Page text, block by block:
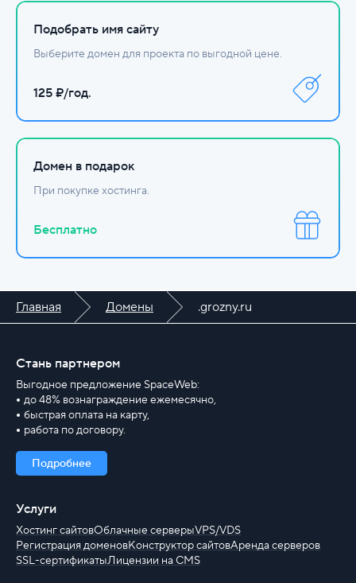
Подобрать имя сайту
Выберите домен для проекта по выгодной цене.
125 ₽/год.
Домен в подарок
При покупке хостинга.
Бесплатно
Главная Домены .grozny.ru
Стань партнером
Выгодное предложение SpaceWeb:
до 48% вознаграждение ежемесячно,
быстрая оплата на карту,
работа по договору.
Подробнее
Услуги
Хостинг сайтовОблачные серверыVPS/VDS
Регистрация доменовКонструктор сайтовАренда серверов
SSL-сертификатыЛицензии на CMS